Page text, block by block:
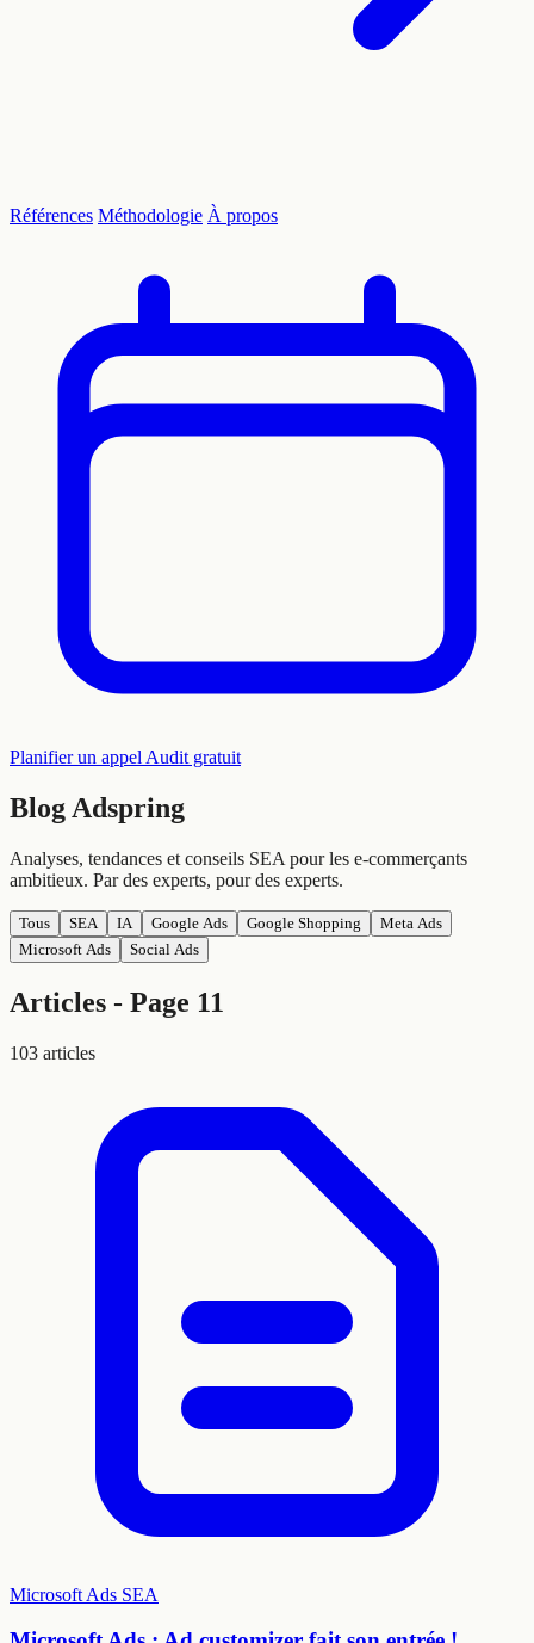
Références Méthodologie À propos
Planifier un appel Audit gratuit
Blog Adspring
Analyses, tendances et conseils SEA pour les e-commerçants
ambitieux. Par des experts, pour des experts.
Tous SEA IA Google Ads Google Shopping
Meta Ads
Microsoft Ads
Social Ads
Articles - Page 11
103 articles
Microsoft Ads SEA